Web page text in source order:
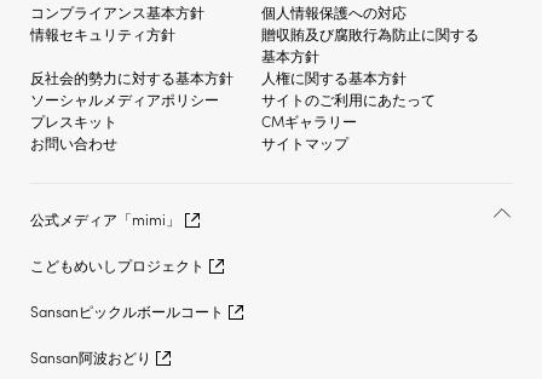
コンプライアンス基本方針
個人情報保護への対応
情報セキュリティ方針
贈収賄及び腐敗行為防止に関する
基本方針
反社会的勢力に対する基本方針
人権に関する基本方針
ソーシャルメディアポリシー
サイトのご利用にあたって
プレスキット
CMギャラリー
お問い合わせ
サイトマップ
公式メディア「mimi」
こどもめいしプロジェクト
Sansanピックルボールコート
Sansan阿波おどり